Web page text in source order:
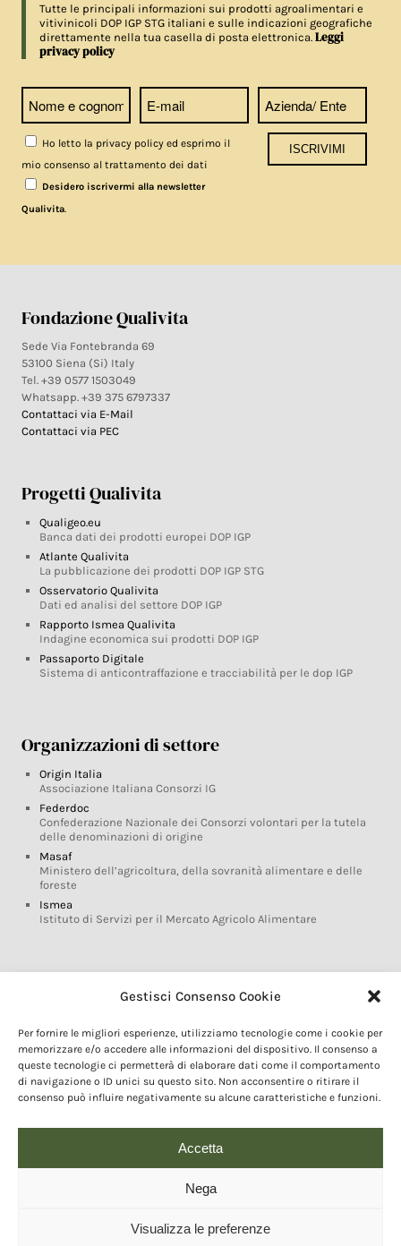
Gestisci Consenso Cookie
Per fornire le migliori esperienze, utilizziamo tecnologie come i cookie per
memorizzare e/o accedere alle informazioni del dispositivo. Il consenso a
queste tecnologie ci permetterà di elaborare dati come il comportamento
di navigazione o ID unici su questo sito. Non acconsentire o ritirare il
consenso può influire negativamente su alcune caratteristiche e funzioni.
Accetta
Nega
Visualizza le preferenze
Tutte le principali informazioni sui prodotti agroalimentari e
vitivinicoli DOP IGP STG italiani e sulle indicazioni geografiche
direttamente nella tua casella di posta elettronica.Leggi
privacy policy
Ho letto la privacy policy ed esprimo il
mio consenso al trattamento dei dati
Desidero iscrivermi alla newsletter
Qualivita
Fondazione Qualivita
Sede Via Fontebranda 69
53100 Siena (Si) Italy
Tel. +39 0577 1503049
Whatsapp. +39 375 6797337
Contattaci via E-Mail
Contattaci via PEC
Progetti Qualivita
Qualigeo.eu
Banca dati dei prodotti europei DOP IGP
Atlante Qualivita
La pubblicazione dei prodotti DOP IGP STG
Osservatorio Qualivita
Dati ed analisi del settore DOP IGP
Rapporto Ismea Qualivita
Indagine economica sui prodotti DOP IGP
Passaporto Digitale
Sistema di anticontraffazione e tracciabilità per le dop IGP
Organizzazioni di settore
Origin Italia
Associazione Italiana Consorzi IG
Federdoc
Confederazione Nazionale dei Consorzi volontari per la tutela
delle denominazioni di origine
Masaf
Ministero dell’agricoltura, della sovranità alimentare e delle
foreste
Ismea
Istituto di Servizi per il Mercato Agricolo Alimentare
Glossario DOP IGP
Marchi DOP IGP
Normativa prodotti DOP IGP
Consorzi di Tutela
Farm To Fork e prodotti DOP IGP